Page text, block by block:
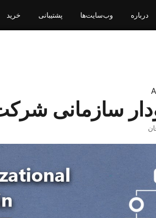
خرید پشتیبانی وب‌سایت‌ها درباره
سازمانی